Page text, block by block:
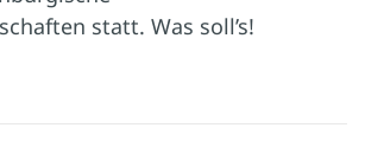
statt. Was soll’s!